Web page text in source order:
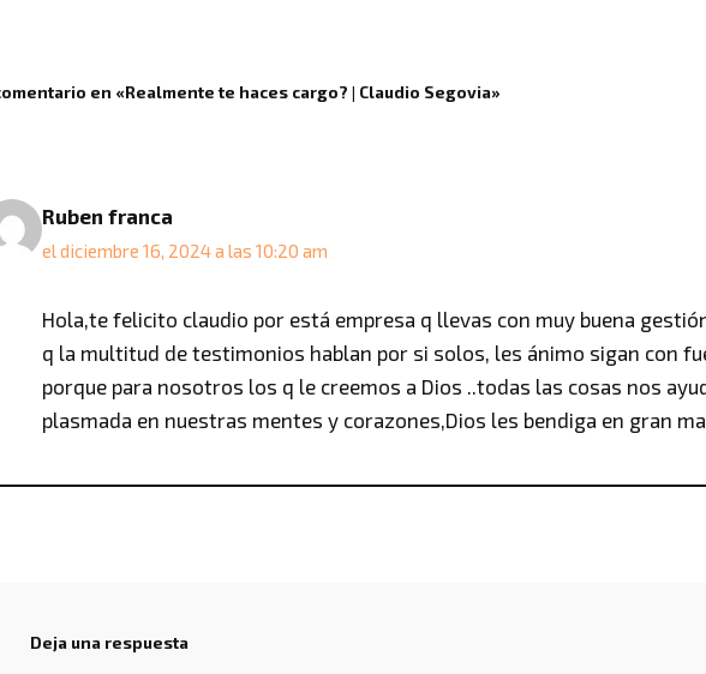
en «Realmente te haces cargo? | Claudio Segovia»
Ruben franca
el diciembre 16, 2024 a las 10:20 am
Hola,te felicito claudio por está empresa q llevas con muy buena
q la multitud de testimonios hablan por si solos, les ánimo sigan con
porque para nosotros los q le creemos a Dios ..todas las cosas nos
plasmada en nuestras mentes y corazones,Dios les bendiga en gran
Deja una respuesta